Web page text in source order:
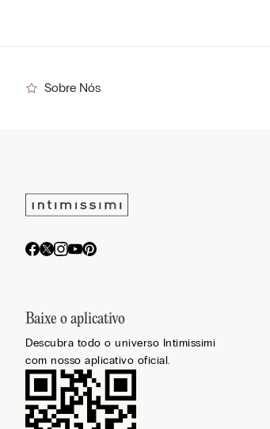
Sobre Nós
Baixe o aplicativo
Descubra todo o universo Intimissimi
com nosso aplicativo oficial.